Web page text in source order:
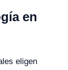
en
eligen